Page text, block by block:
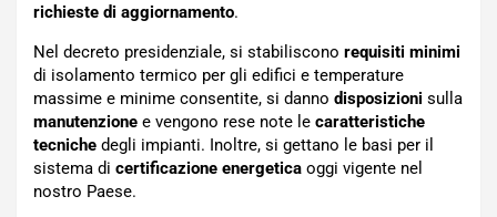
richieste di aggiornamento.
Nel decreto presidenziale, si stabiliscono requisiti minimi
di isolamento termico per gli edifici e temperature
massime e minime consentite, si danno disposizioni sulla
manutenzione e vengono rese note le caratteristiche
tecniche degli impianti. Inoltre, si gettano le basi per il
sistema di certificazione energetica oggi vigente nel
nostro Paese.